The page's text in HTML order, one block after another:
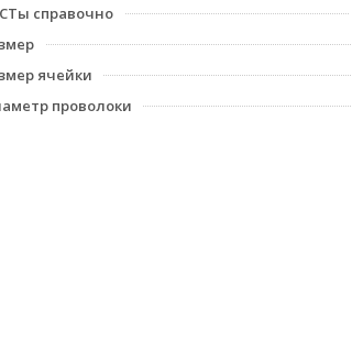
справочно
ячейки
проволоки